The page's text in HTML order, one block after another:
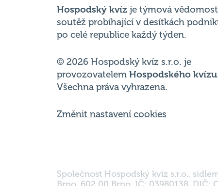
© 2026 Hospodský kvíz s.r.o. je
provozovatelem Hospodského kvízu
Změnit nastavení cookies